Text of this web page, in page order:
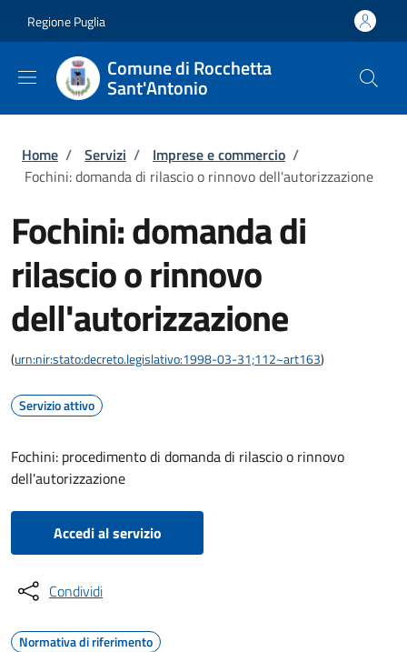
Regione Puglia
Comune di Rocchetta
Sant'Antonio
Briciole di pane
Home / Servizi / Imprese e commercio /
Fochini: domanda di rilascio o rinnovo dell'autorizzazione
Fochini: domanda di
rilascio o rinnovo
dell'autorizzazione
(urn:nir:stato:decreto.legislativo:1998-03-31;112~art163)
Servizio attivo
Fochini: procedimento di domanda di rilascio o rinnovo
dell'autorizzazione
Accedi al servizio
Condividi
Normativa di riferimento